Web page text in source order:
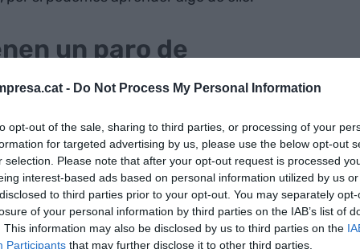
- Do Not Process My Personal Information
opt-out of the sale, sharing to third parties, or processing of your
for targeted advertising by us, please use the below opt-out
selection. Please note that after your opt-out request is processed
interest-based ads based on personal information utilized by us
to third parties prior to your opt-out. You may separately
of your personal information by third parties on the IAB’s list of
This information may also be disclosed by us to third parties on the
Participants that may further disclose it to other third parties.
un paro de
en economías como las nuestras que la tasa de
con unatasa de desempleo del 6,3%, la
comparable a la Europa de la zona euro
evolución favorable del mercado laboral, tuvimos
una normativa laboral común para todo el
este no es el principal obstáculo para